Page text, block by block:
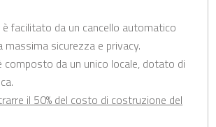
è facilitato da un cancello automatico
massima sicurezza e privacy.
composto da un unico locale, dotato di
il 50% del costo di costruzione del